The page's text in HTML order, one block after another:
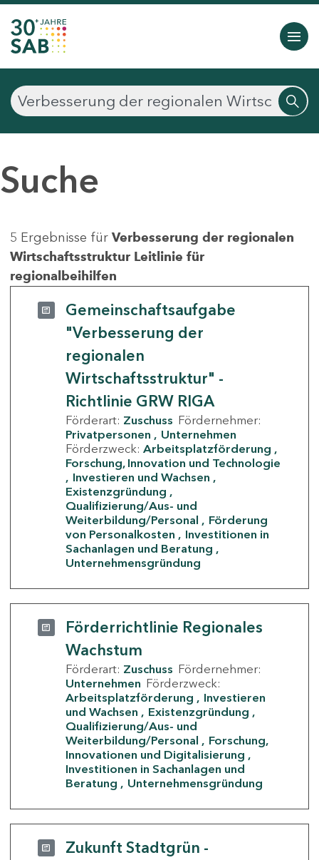
Suche
5 Ergebnisse für Verbesserung der regionalen
Wirtschaftsstruktur Leitlinie für
regionalbeihilfen
Gemeinschaftsaufgabe
"Verbesserung der
regionalen
Wirtschaftsstruktur" -
Richtlinie GRW RIGA
Förderart: Zuschuss Fördernehmer:
Privatpersonen
Unternehmen
Förderzweck: Arbeitsplatzförderung
Forschung, Innovation und Technologie
Investieren und Wachsen
Existenzgründung
Qualifizierung/Aus- und
Weiterbildung/Personal
Förderung
von Personalkosten
Investitionen in
Sachanlagen und Beratung
Unternehmensgründung
Förderrichtlinie Regionales
Wachstum
Förderart: Zuschuss Fördernehmer:
Unternehmen Förderzweck:
Arbeitsplatzförderung
Investieren
und Wachsen
Existenzgründung
Qualifizierung/Aus- und
Weiterbildung/Personal
Forschung,
Innovationen und Digitalisierung
Investitionen in Sachanlagen und
Beratung
Unternehmensgründung
Zukunft Stadtgrün -